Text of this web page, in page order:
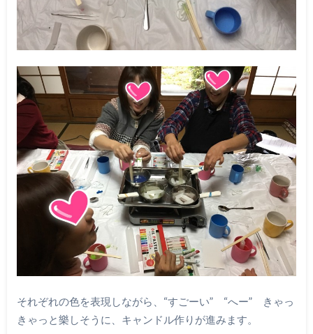
それぞれの色を表現しながら、“すごーい” “へー” きゃっ
きゃっと樂しそうに、キャンドル作りが進みます。